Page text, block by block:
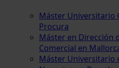
Máster Universitario
Procura
Máster en Dirección
Comercial en
Máster Universitario